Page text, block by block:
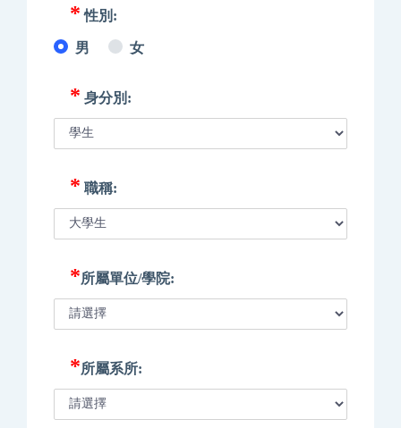
* 性別:
男 女
* 身分別:
* 職稱:
*所屬單位/學院:
*所屬系所: